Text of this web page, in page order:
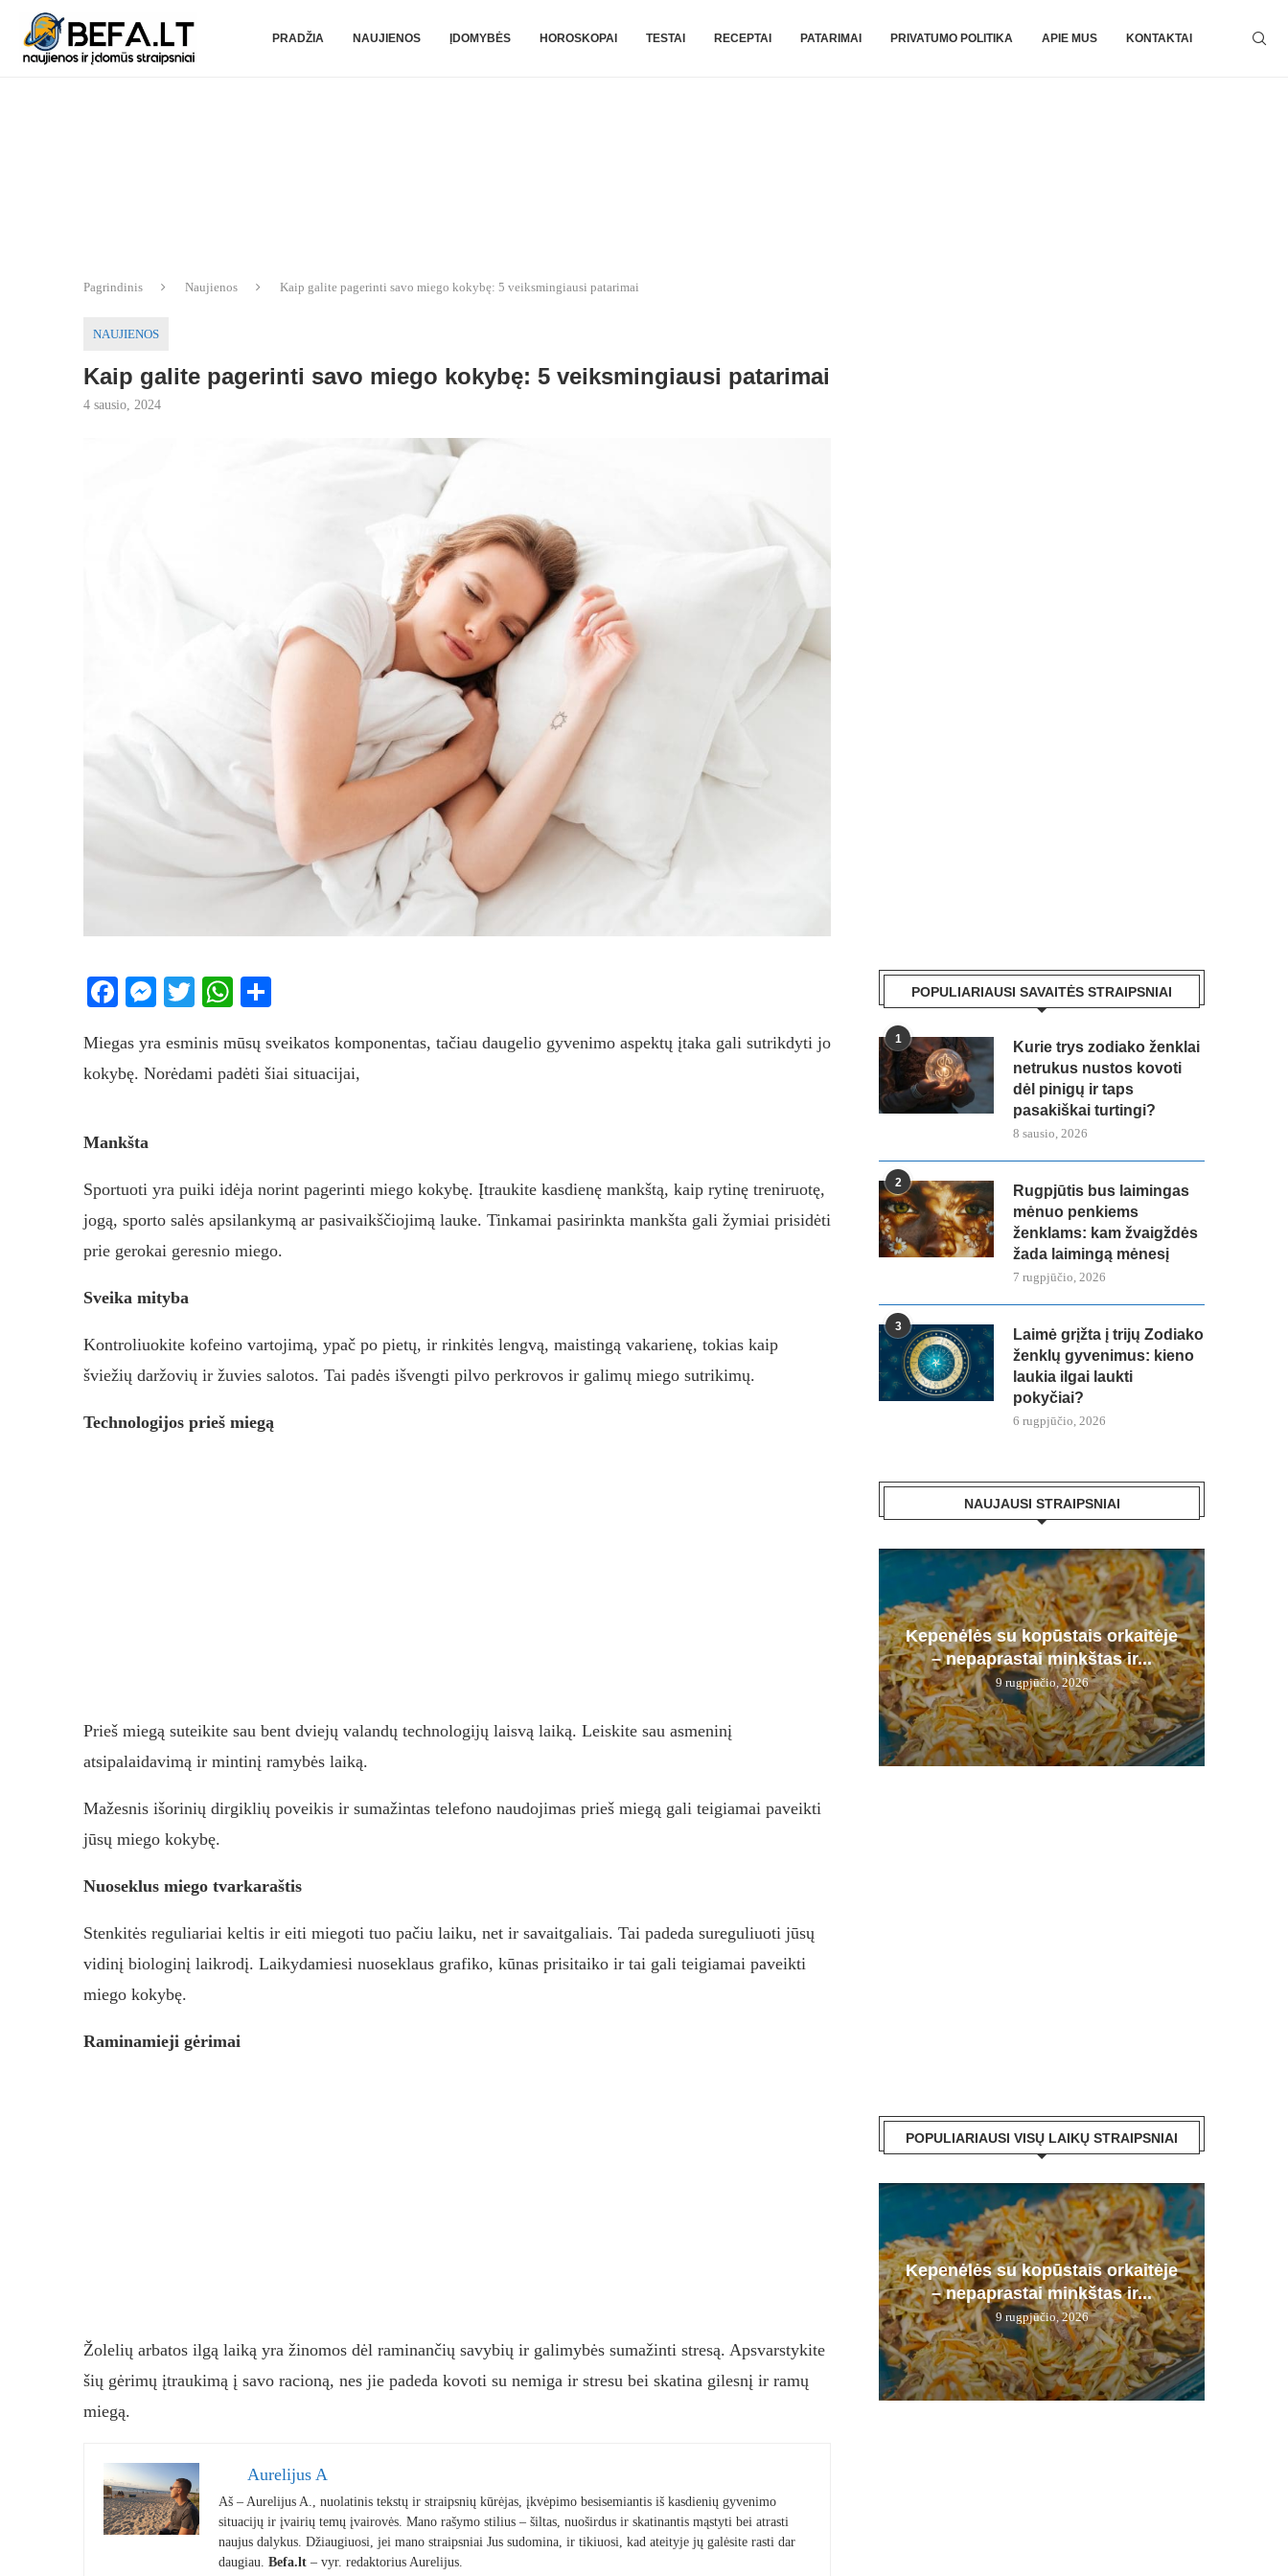
PRADŽIA NAUJIENOS ĮDOMYBĖS HOROSKOPAI TESTAI RECEPTAI PATARIMAI PRIVATUMO POLITIKA APIE MUS KONTAKTAI
Pagrindinis Naujienos Kaip galite pagerinti savo miego kokybę: 5 veiksmingiausi patarimai
NAUJIENOS
Kaip galite pagerinti savo miego kokybę: 5 veiksmingiausi patarimai
4 sausio, 2024
Facebook
Messenger
TwitterWhatsApp
Miegas yra esminis mūsų sveikatos komponentas, tačiau daugelio gyvenimo aspektų įtaka gali sutrikdyti jo
kokybę. Norėdami padėti šiai situacijai,
Mankšta
Sportuoti yra puiki idėja norint pagerinti miego kokybę. Įtraukite kasdienę mankštą, kaip rytinę treniruotę,
jogą, sporto salės apsilankymą ar pasivaikščiojimą lauke. Tinkamai pasirinkta mankšta gali žymiai prisidėti
prie gerokai geresnio miego.
Sveika mityba
Kontroliuokite kofeino vartojimą, ypač po pietų, ir rinkitės lengvą, maistingą vakarienę, tokias kaip
šviežių daržovių ir žuvies salotos. Tai padės išvengti pilvo perkrovos ir galimų miego sutrikimų.
Technologijos prieš miegą
Prieš miegą suteikite sau bent dviejų valandų technologijų laisvą laiką. Leiskite sau asmeninį
atsipalaidavimą ir mintinį ramybės laiką.
Mažesnis išorinių dirgiklių poveikis ir sumažintas telefono naudojimas prieš miegą gali teigiamai paveikti
jūsų miego kokybę.
Nuoseklus miego tvarkaraštis
Stenkitės reguliariai keltis ir eiti miegoti tuo pačiu laiku, net ir savaitgaliais. Tai padeda sureguliuoti jūsų
vidinį biologinį laikrodį. Laikydamiesi nuoseklaus grafiko, kūnas prisitaiko ir tai gali teigiamai paveikti
miego kokybę.
Raminamieji gėrimai
Žolelių arbatos ilgą laiką yra žinomos dėl raminančių savybių ir galimybės sumažinti stresą. Apsvarstykite
šių gėrimų įtraukimą į savo racioną, nes jie padeda kovoti su nemiga ir stresu bei skatina gilesnį ir ramų
miegą.
Aurelijus A
Aš – Aurelijus A., nuolatinis tekstų ir straipsnių kūrėjas, įkvėpimo besisemiantis iš kasdienių gyvenimo
situacijų ir įvairių temų įvairovės. Mano rašymo stilius – šiltas, nuoširdus ir skatinantis mąstyti bei atrasti
naujus dalykus. Džiaugiuosi, jei mano straipsniai Jus sudomina, ir tikiuosi, kad ateityje jų galėsite rasti dar
daugiau. Befa.lt – vyr. redaktorius Aurelijus.
POPULIARIAUSI SAVAITĖS STRAIPSNIAI
1
Kurie trys zodiako ženklai
netrukus nustos kovoti
dėl pinigų ir taps
pasakiškai turtingi?
8 sausio, 2026
2
Rugpjūtis bus laimingas
mėnuo penkiems
ženklams: kam žvaigždės
žada laimingą mėnesį
7 rugpjūčio, 2026
3
Laimė grįžta į trijų Zodiako
ženklų gyvenimus: kieno
laukia ilgai laukti
pokyčiai?
6 rugpjūčio, 2026
NAUJAUSI STRAIPSNIAI
Kepenėlės su kopūstais orkaitėje
– nepaprastai minkštas ir...
9 rugpjūčio, 2026
POPULIARIAUSI VISŲ LAIKŲ STRAIPSNIAI
Kepenėlės su kopūstais orkaitėje
– nepaprastai minkštas ir...
9 rugpjūčio, 2026